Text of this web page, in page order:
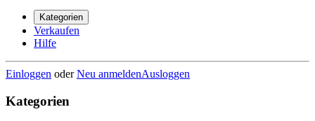
Kategorien
Verkaufen
Hilfe
Einloggen oderNeu anmeldenAusloggen
Kategorien